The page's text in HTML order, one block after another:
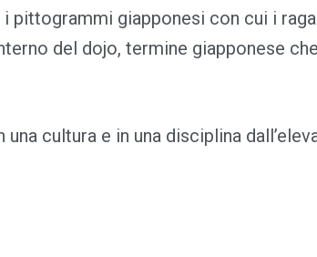
i pittogrammi giapponesi con cui i
del dojo, termine giapponese
cultura e in una disciplina